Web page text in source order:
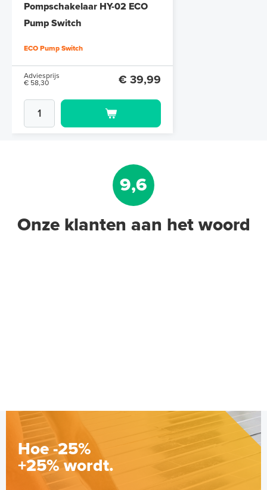
Pompschakelaar HY-02 ECO
Pump Switch
ECO Pump Switch
Adviesprijs
€ 58,30
€ 39,99
9,6
Onze klanten aan het woord
Hoe -25%
+25% wordt.